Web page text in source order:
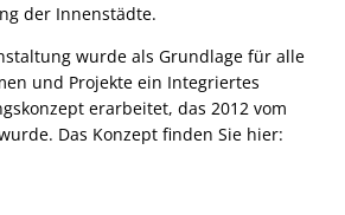
der Innenstädte.
wurde als Grundlage für alle
und Projekte ein Integriertes
erarbeitet, das 2012 vom
Das Konzept finden Sie hier: